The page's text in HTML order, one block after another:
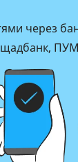
через